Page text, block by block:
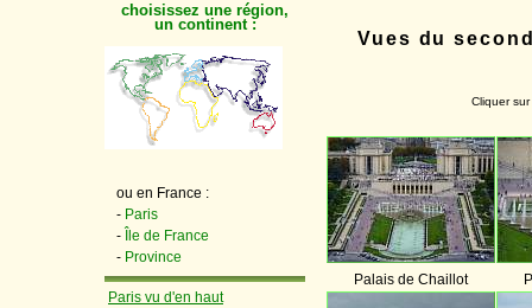
choisissez une région,
un continent :
ou en France :
- Paris
-
Île de France
- Province
Paris vu d'en haut
Vues du
Cliquer
Palais de Chaillot